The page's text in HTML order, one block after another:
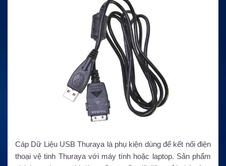
Cáp Dữ Liệu USB Thuraya là phụ kiện dùng để kết nối điện
thoại vệ tinh Thuraya với máy tính hoặc laptop. Sản phẩm